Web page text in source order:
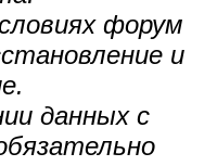
форум
и
данных с